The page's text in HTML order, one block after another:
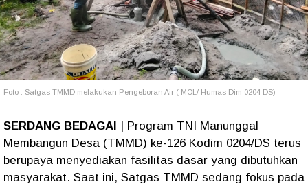
Foto : Satgas TMMD melakukan Pengeboran Air ( MOL/ Humas Dim 0204 DS)
SERDANG BEDAGAI | Program TNI Manunggal
Membangun Desa (TMMD) ke-126 Kodim 0204/DS terus
berupaya menyediakan fasilitas dasar yang dibutuhkan
masyarakat. Saat ini, Satgas TMMD sedang fokus pada